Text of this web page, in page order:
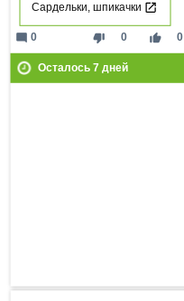
Сардельки, шпикачки
thumb_down 0 thumb_up 0
mode_comment 0
Осталось 7дней